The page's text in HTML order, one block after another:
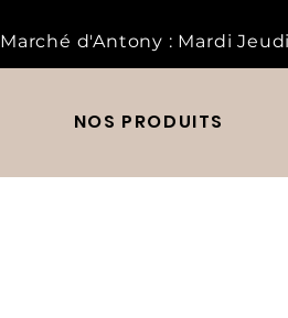
Marché d'Antony : Mardi
NOS PRODUITS